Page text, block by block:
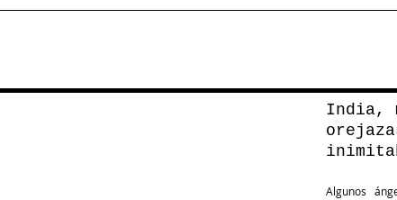
India,
Algunos